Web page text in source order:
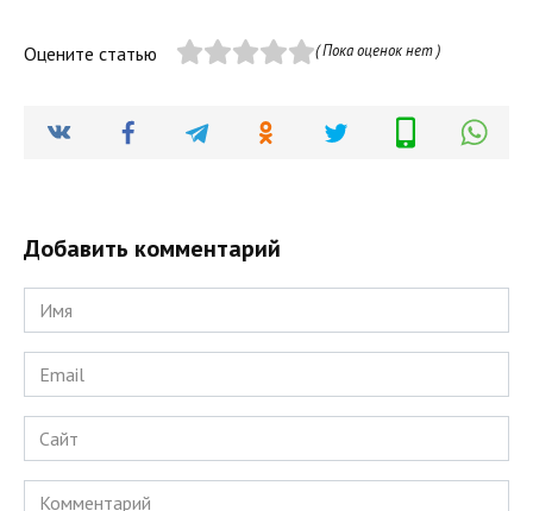
Оцените статью ( Пока оценок нет )
Добавить комментарий
Имя
*
Email
*
Сайт
Комментарий